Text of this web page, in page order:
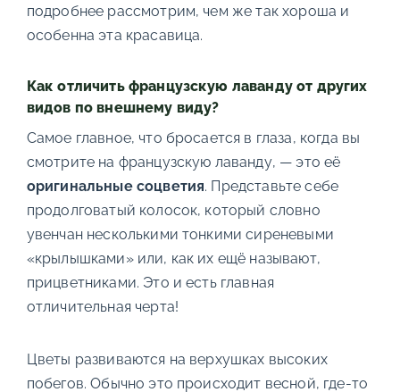
подробнее рассмотрим, чем же так хороша и
особенна эта красавица.
Как отличить французскую лаванду от других
видов по внешнему виду?
Самое главное, что бросается в глаза, когда вы
смотрите на французскую лаванду, — это её
оригинальные соцветия. Представьте себе
продолговатый колосок, который словно
увенчан несколькими тонкими сиреневыми
«крылышками» или, как их ещё называют,
прицветниками. Это и есть главная
отличительная черта!
Цветы развиваются на верхушках высоких
побегов. Обычно это происходит весной, где-то